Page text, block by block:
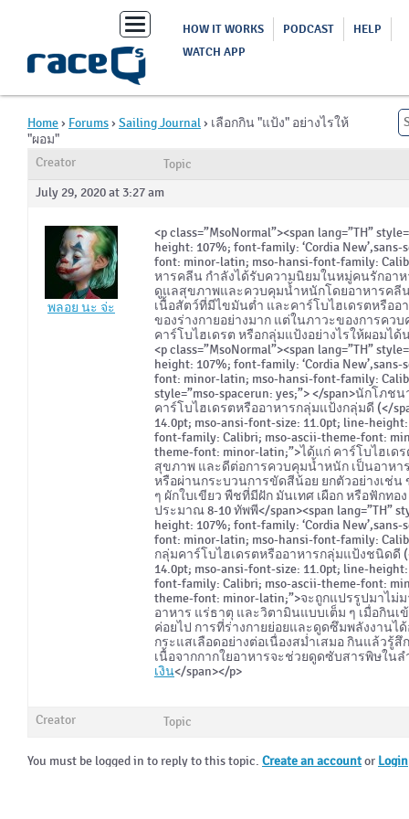
Toggle
navigation
HOW IT WORKS PODCAST
HELP
WATCH APP
Home› Forums› Sailing Journal› เลือกกิน "แป้ง" อย่างไรให้
"ผอม"
Creator
Topic
July 29, 2020 at 3:27 am
พลอย นะ จ่ะ
<p class=”MsoNormal”><span lang=”TH”
height: 107%; font-family: ‘Cordia
font: minor-latin; mso-hansi-font-family:
หารคลีน กำลังได้รับความนิยมในหมู่คนรักอา
ดูแลสุขภาพและควบคุมน้ำหนักโดยอาหารคลี
เนื้อสัตว์ที่มีไขมันต่ำ และคาร์โบไฮเดรตหรือ
ของร่างกายอย่างมาก แต่ในภาวะของการคว
คาร์โบไฮเดรต หรือกลุ่มแป้งอย่างไรให้ผอมได้
<p class=”MsoNormal”><span lang=”TH”
height: 107%; font-family: ‘Cordia
font: minor-latin; mso-hansi-font-family:
style=”mso-spacerun: yes;”> </span>นักโ
คาร์โบไฮเดรตหรืออาหารกลุ่มแป้งกลุ่มดี (</
14.0pt; mso-ansi-font-size: 11.0pt; line-
font-family: Calibri; mso-ascii-theme-font:
theme-font: minor-latin;”>ได้แก่ คาร์โบไฮเ
สุขภาพ และดีต่อการควบคุมน้ำหนัก เป็นอาห
หรือผ่านกระบวนการขัดสีน้อย ยกตัวอย่างเช่
ๆ ผักใบเขียว พืชที่มีฝัก มันเทศ เผือก หรือฟัก
ประมาณ 8-10 ทัพพี</span><span lang=”TH”
height: 107%; font-family: ‘Cordia
font: minor-latin; mso-hansi-font-family:
กลุ่มคาร์โบไฮเดรตหรืออาหารกลุ่มแป้งชนิดดี (</
14.0pt; mso-ansi-font-size: 11.0pt; line-
font-family: Calibri; mso-ascii-theme-font:
theme-font: minor-latin;”>จะถูกแปรรูปมาไ
อาหาร แร่ธาตุ และวิตามินแบบเต็ม ๆ เมื่อกินเ
ค่อยไป การที่ร่างกายย่อยและดูดซึมพลังงานไ
กระแสเลือดอย่างต่อเนื่องสม่ำเสมอ กินแล้วรู้
เนื้อจากกากใยอาหารจะช่วยดูดซับสารพิษใน
เงิน</span></p>
Creator Topic
You must be logged in to reply to this topic. Create an accountor Login